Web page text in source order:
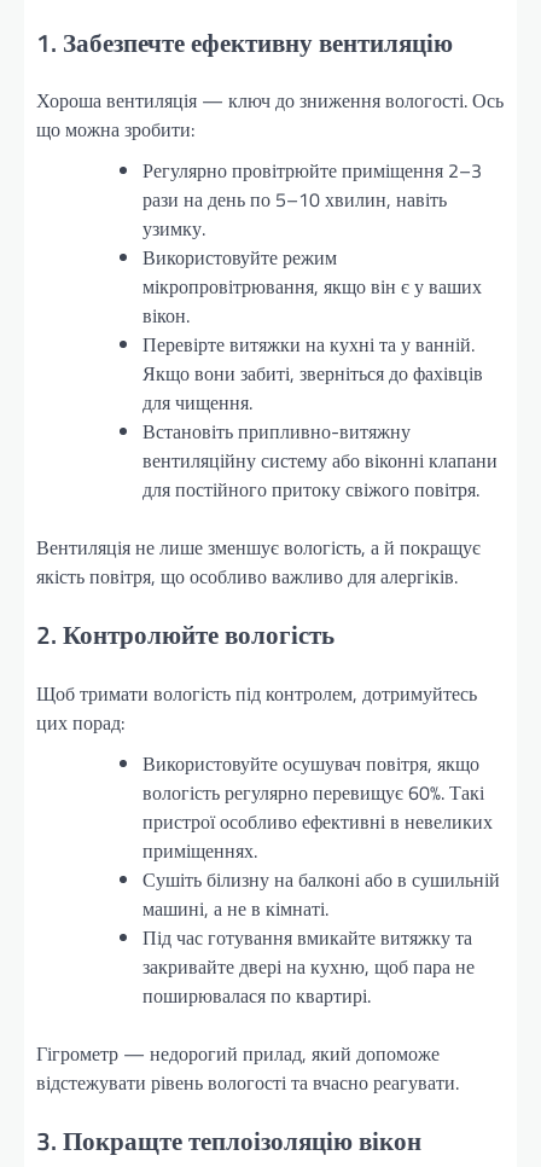
1. Забезпечте ефективну вентиляцію
Хороша вентиляція — ключ до зниження вологості. Ось
що можна зробити:
Регулярно провітрюйте приміщення 2–3
рази на день по 5–10 хвилин, навіть
узимку.
Використовуйте режим
мікропровітрювання, якщо він є у ваших
вікон.
Перевірте витяжки на кухні та у ванній.
Якщо вони забиті, зверніться до фахівців
для чищення.
Встановіть припливно-витяжну
вентиляційну систему або віконні клапани
для постійного притоку свіжого повітря.
Вентиляція не лише зменшує вологість, а й покращує
якість повітря, що особливо важливо для алергіків.
2. Контролюйте вологість
Щоб тримати вологість під контролем, дотримуйтесь
цих порад:
Використовуйте осушувач повітря, якщо
вологість регулярно перевищує 60%. Такі
пристрої особливо ефективні в невеликих
приміщеннях.
Сушіть білизну на балконі або в сушильній
машині, а не в кімнаті.
Під час готування вмикайте витяжку та
закривайте двері на кухню, щоб пара не
поширювалася по квартирі.
Гігрометр — недорогий прилад, який допоможе
відстежувати рівень вологості та вчасно реагувати.
3. Покращте теплоізоляцію вікон